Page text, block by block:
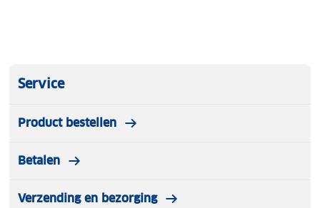
Service
Product bestellen
Betalen
Verzending en bezorging